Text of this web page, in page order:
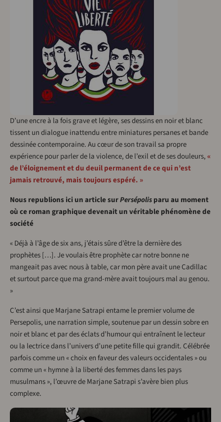
D’une encre à la fois grave et légère, ses dessins en noir et blanc
tissent un dialogue inattendu entre miniatures persanes et bande
dessinée contemporaine. Au cœur de son travail sa propre
expérience pour parler de la violence, de l’exil et de ses douleurs,«
de l’éloignement et du deuil permanent de ce qui n’est
jamais retrouvé, mais toujours espéré. »
Nous republions ici un article surPersépolisparu au moment
où ce roman graphique devenait un véritable phénomène de
société
« Déjà à l’âge de six ans, j’étais sûre d’être la dernière des
prophètes[…]. Je voulais être prophète car notre bonne ne
mangeait pas avec nous à table, car mon père avait une Cadillac
et surtout parce que ma grand-mère avait toujours mal au genou.
»
C’est ainsi que Marjane Satrapi entame le premier volume de
Persepolis, une narration simple, soutenue par un dessin sobre en
noir et blanc et par des éclats d’humour qui entraînent le lecteur
ou la lectrice dans l’univers d’une petite fille qui grandit. Célébrée
parfois comme un « choix en faveur des valeurs occidentales » ou
comme un « hymne à la liberté des femmes dans les pays
musulmans », l’œuvre de Marjane Satrapi s’avère bien plus
complexe.